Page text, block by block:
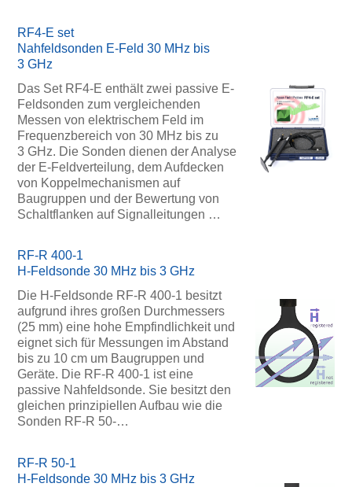
RF4-E set
Nahfeldsonden E-Feld 30 MHz bis
3 GHz
Das Set RF4-E enthält zwei passive E-
Feldsonden zum vergleichenden
Messen von elektrischem Feld im
Frequenzbereich von 30 MHz bis zu
3 GHz. Die Sonden dienen der Analyse
der E-Feldverteilung, dem Aufdecken
von Koppelmechanismen auf
Baugruppen und der Bewertung von
Schaltflanken auf Signalleitungen …
RF-R 400-1
H-Feldsonde 30 MHz bis 3 GHz
Die H-Feldsonde RF-R 400-1 besitzt
aufgrund ihres großen Durchmessers
(25 mm) eine hohe Empfindlichkeit und
eignet sich für Messungen im Abstand
bis zu 10 cm um Baugruppen und
Geräte. Die RF-R 400-1 ist eine
passive Nahfeldsonde. Sie besitzt den
gleichen prinzipiellen Aufbau wie die
Sonden RF-R 50-…
RF-R 50-1
H-Feldsonde 30 MHz bis 3 GHz